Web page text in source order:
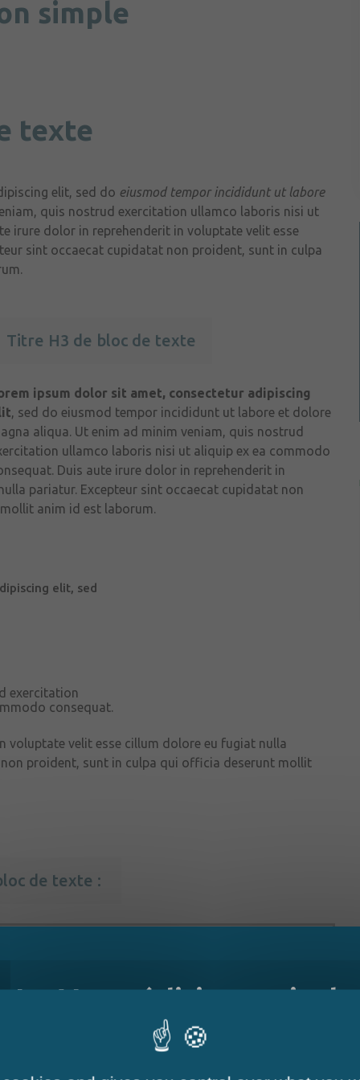
simple
texte
elit, sed do eiusmod tempor incididunt ut labore
quis nostrud exercitation ullamco laboris nisi ut
irure dolor in reprehenderit in voluptate velit esse
sint occaecat cupidatat non proident, sunt in culpa
Titre H3 de bloc de texte
ipsum dolor sit amet, consectetur adipiscing
, sed do eiusmod tempor incididunt ut labore et dolore
aliqua. Ut enim ad minim veniam, quis nostrud
ullamco laboris nisi ut aliquip ex ea commodo
Duis aute irure dolor in reprehenderit in
pariatur. Excepteur sint occaecat cupidatat non
anim id est laborum.
elit, sed
exercitation
consequat.
voluptate velit esse cillum dolore eu fugiat nulla
proident, sunt in culpa qui officia deserunt mollit
de texte :
Le Mag - édition estivale